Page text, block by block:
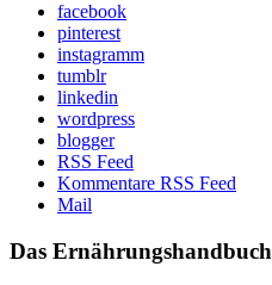
facebook
pinterest
instagramm
tumblr
linkedin
wordpress
blogger
RSS Feed
Kommentare RSS Feed
Mail
Das Ernährungshandbuch